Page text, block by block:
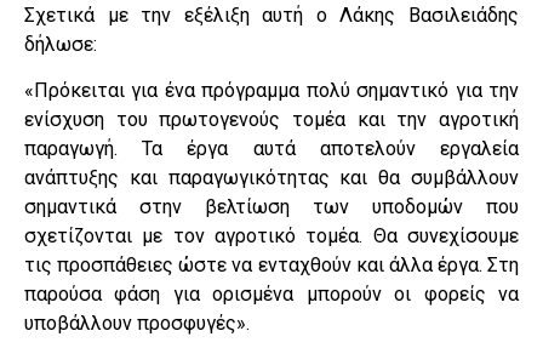
Σχετικά με την εξέλιξη αυτή ο Λάκης Βασιλειάδης
δήλωσε:
«Πρόκειται για ένα πρόγραμμα πολύ σημαντικό για την
ενίσχυση του πρωτογενούς τομέα και την αγροτική
παραγωγή. Τα έργα αυτά αποτελούν εργαλεία
ανάπτυξης και παραγωγικότητας και θα συμβάλλουν
σημαντικά στην βελτίωση των υποδομών που
σχετίζονται με τον αγροτικό τομέα. Θα συνεχίσουμε
τις προσπάθειες ώστε να ενταχθούν και άλλα έργα. Στη
παρούσα φάση για ορισμένα μπορούν οι φορείς να
υποβάλλουν προσφυγές».